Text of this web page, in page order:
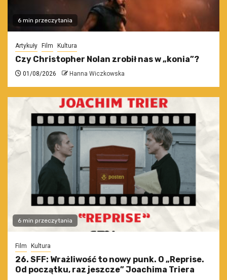
6 min przeczytania
Artykuły Film Kultura
Czy Christopher Nolan zrobił nas w „konia”?
01/08/2026 Hanna Wiczkowska
6 min przeczytania
Film Kultura
26. SFF: Wrażliwość to nowy punk. O „Reprise.
Od początku, raz jeszcze” Joachima Triera